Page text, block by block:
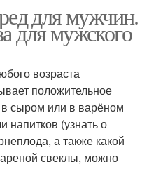
для мужчин.
для мужского
возраста
положительное
в сыром или в варёном
напитков (узнать о
а также какой
свеклы, можно